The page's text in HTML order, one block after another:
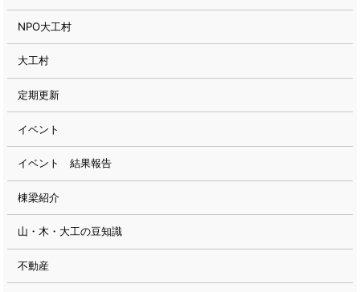
NPO大工村
大工村
定期更新
イベント
イベント 結果報告
棟梁紹介
山・木・大工の豆知識
不動産